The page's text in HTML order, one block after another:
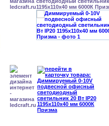
1195x110x40 мм 6000К